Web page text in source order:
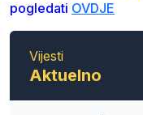
pogledati OVDJE
Vijesti
Aktuelno